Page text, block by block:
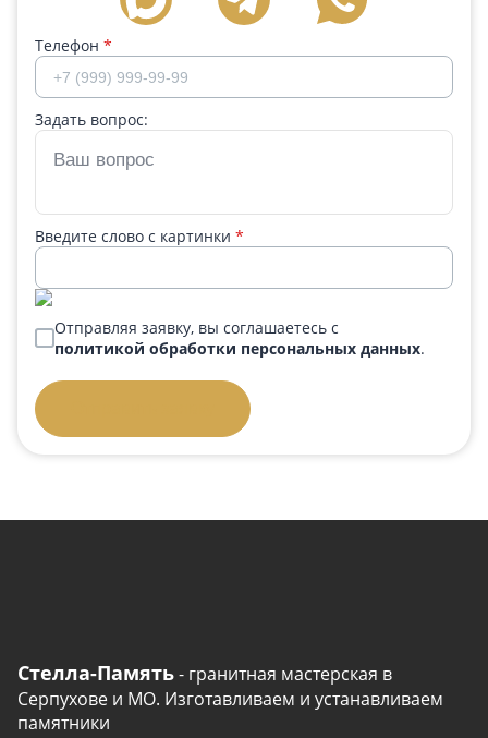
Телефон *
Задать вопрос:
Введите слово с картинки *
Отправляя заявку, вы соглашаетесь с
политикой обработки персональных данных.
Стелла-Память- гранитная мастерская в
Серпухове и МО. Изготавливаем и устанавливаем
памятники